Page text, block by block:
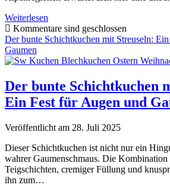
Weiterlesen
Bergwelten:
Ein
jenseits
Alpen
Kommentare sind geschlossen
Der bunte Schichtkuchen mit Streuseln:
Gaumen
Der bunte Schichtkuchen
Ein Fest für Augen und
Veröffentlicht am 28. Juli 2025
Dieser Schichtkuchen ist nicht nur ein
wahrer Gaumenschmaus. Die Kombination
Teigschichten, cremiger Füllung und
ihn zum…